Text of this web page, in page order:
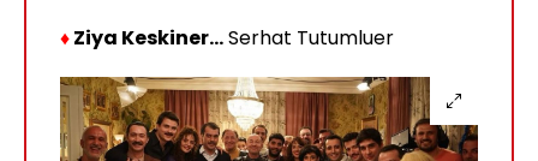
♦Ziya Keskiner...Serhat Tutumluer